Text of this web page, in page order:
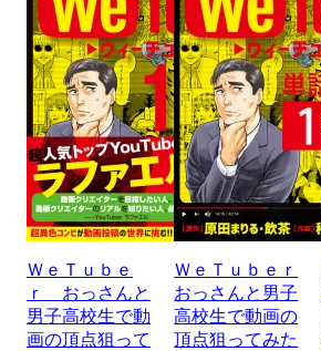
ＷｅＴｕｂｅ
ｒ おっさんと
男子高校生で動
画の頂点狙って
ＷｅＴｕｂｅｒ
おっさんと男子
高校生で動画の
頂点狙ってみた